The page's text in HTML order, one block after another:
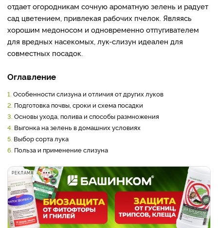
отдает огородникам сочную ароматную зелень и радует
сад цветением, привлекая рабочих пчелок. Являясь
хорошим медоносом и одновременно отпугивателем
для вредных насекомых, лук-слизун идеален для
совместных посадок.
Оглавление
1. Особенности слизуна и отличия от других луков
2. Подготовка почвы, сроки и схема посадки
3. Основы ухода, полива и способы размножения
4. Выгонка на зелень в домашних условиях
5. Выбор сорта лука
6. Польза и применение слизуна
РЕКЛАМА